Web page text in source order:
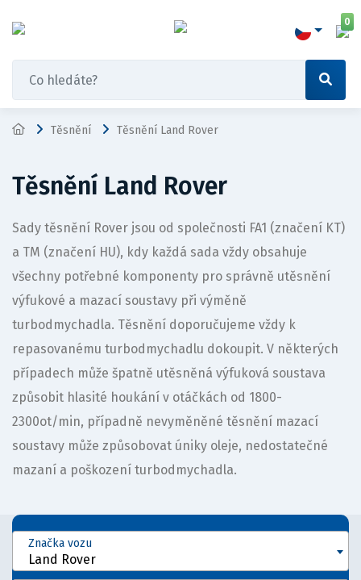
0
Těsnění Těsnění Land Rover
Těsnění Land Rover
Sady těsnění Rover jsou od společnosti FA1 (značení KT)
a TM (značení HU), kdy každá sada vždy obsahuje
všechny potřebné komponenty pro správně utěsnění
výfukové a mazací soustavy při výměně
turbodmychadla. Těsnění doporučujeme vždy k
repasovanému turbodmychadlu dokoupit. V některých
případech může špatně utěsněná výfuková soustava
způsobit hlasité houkání v otáčkách od 1800-
2300ot/min, případně nevyměněné těsnění mazací
soustavy může způsobovat úniky oleje, nedostatečné
mazaní a poškození turbodmychadla.
Land Rover
Značka vozu